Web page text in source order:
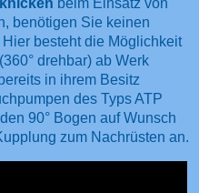
benötigen Sie keinen
besteht die Möglichkeit
drehbar) ab Werk
in ihrem Besitz
des Typs ATP
90° Bogen auf Wunsch
zum Nachrüsten an.